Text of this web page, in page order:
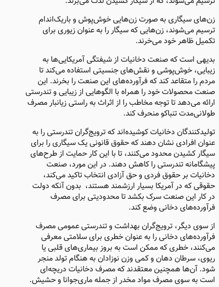
زن‌های سیگاری به صورت زن‌هایی خوش‌پوش و باریک‌اندام
ترسیم می‌شوند، زن‌هایی که سیگار را به عنوان زیوری برای
تکمیل ظاهر خود می‌خرند.
بدیهی است که صنعت دخانیات از شیفتگی آمریکایی‌ها به
زیبایی، خوش‌پوشی و نقش‌های جنسیتی استفاده می‌کند تا
مردم را متقاعد کند که فرآورده‌های این صنعت را بخرند. این
صنعت محصولات خود را همراه با الگوهایی از زیبایی و تندرستی
ارائه می‌دهد تا توجه مخاطب را از اثراث به راستی زیانبار مصرف
طولانی‌مدت تنباکو منحرف کند.
تولیدکنندگان دخانیات کوشیده‌اند که ترویج‌گران تندرستی را به
عنوان افرادی نشان دهند که حقوق قانونی یک سیگاری را برای
سیگار کشیدن محدود می‌کنند، تا با این کار حمایت از طرح‌های
پیشگامانه تندرستی را کاهش دهند. در این مورد، صنعت
دخانیات بر حقوق فردی و حق آزادی انتخاب تاکید می‌کند،
حقوقی که در آمریکا بسیار ارزشمند هستند، بدون آنکه دولت
در کار این صنعت سرک بکشد تا محدودیتی برای مصرف
فرآورده‌های دخانی وضع کند.
از سوی دیگر، ترویج‌گران بهداشت و تندرستی عمومی مصرف
فرآورده‌های دخانی را به عنوان خطری برای سلامتی معرفی
می‌کنند، خطری که ممکن است به بروز بیماری‌های قلبی یا
ریوی، سرطان دهان و کمی وزن نوزادان به هنگام تولد منجر
شود. آن‌ها همچنین معتقدند که مصرف دخانیات دریچه‌ای
است به سوی مصرف مواد مخدر از جمله ماری‌جوانا و حشیش.